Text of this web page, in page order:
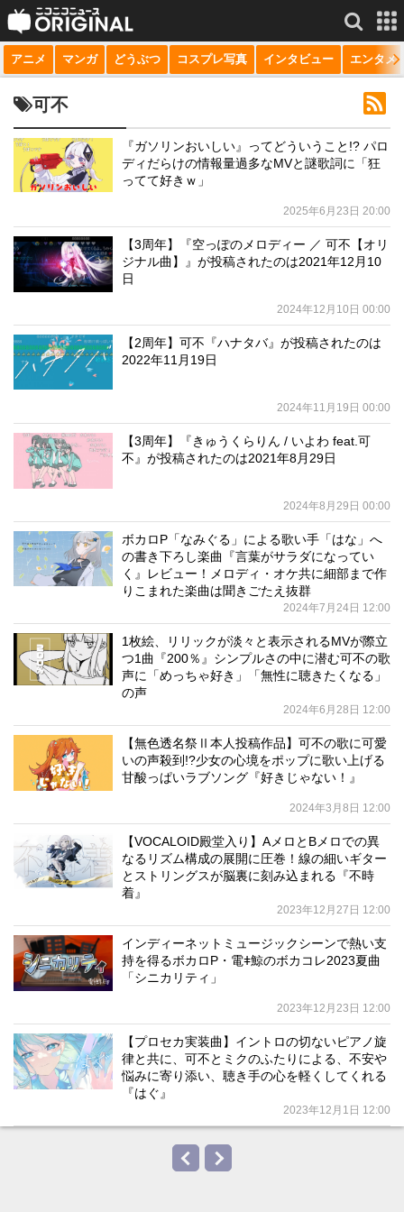
サービス一覧 もっと見る
niconico
動画
生放送
チャンネル
マンガ
アニメ マンガ どうぶつ コスプレ写真 インタビュー エンタメ
可不
『ガソリンおいしい』ってどういうこと!? パロ
ディだらけの情報量過多なMVと謎歌詞に「狂
ってて好きｗ」
2025年6月23日 20:00
【3周年】『空っぽのメロディー ／ 可不【オリ
ジナル曲】』が投稿されたのは2021年12月10
日
2024年12月10日 00:00
【2周年】可不『ハナタバ』が投稿されたのは
2022年11月19日
2024年11月19日 00:00
【3周年】『きゅうくらりん / いよわ feat.可
不』が投稿されたのは2021年8月29日
2024年8月29日 00:00
ボカロP「なみぐる」による歌い手「はな」へ
の書き下ろし楽曲『言葉がサラダになってい
く』レビュー！メロディ・オケ共に細部まで作
りこまれた楽曲は聞きごたえ抜群
2024年7月24日 12:00
1枚絵、リリックが淡々と表示されるMVが際立
つ1曲『200％』シンプルさの中に潜む可不の歌
声に「めっちゃ好き」「無性に聴きたくなる」
の声
2024年6月28日 12:00
【無色透名祭Ⅱ本人投稿作品】可不の歌に可愛
いの声殺到!?少女の心境をポップに歌い上げる
甘酸っぱいラブソング『好きじゃない！』
2024年3月8日 12:00
【VOCALOID殿堂入り】AメロとBメロでの異
なるリズム構成の展開に圧巻！線の細いギター
とストリングスが脳裏に刻み込まれる『不時
着』
2023年12月27日 12:00
インディーネットミュージックシーンで熱い支
持を得るボカロP・電ǂ鯨のボカコレ2023夏曲
「シニカリティ」
2023年12月23日 12:00
【プロセカ実装曲】イントロの切ないピアノ旋
律と共に、可不とミクのふたりによる、不安や
悩みに寄り添い、聴き手の心を軽くしてくれる
『はぐ』
2023年12月1日 12:00